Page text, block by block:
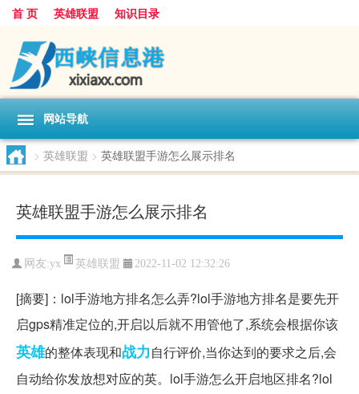
首 页 英雄联盟 知识目录
网站导航
> 英雄联盟 > 英雄联盟手游怎么展示排名
英雄联盟手游怎么展示排名
网友:yx 英雄联盟 2022-11-02 12:32:26
[摘要]：lol手游地方排名怎么弄?lol手游地方排名是要先开
启gps精准定位的,开启以后就不用管他了,系统会根据你该
英雄的整体表现和战力自行评价,当你达到的要求之后,会
自动给你发放想对应的英。lol手游怎么开启地区排名?lol